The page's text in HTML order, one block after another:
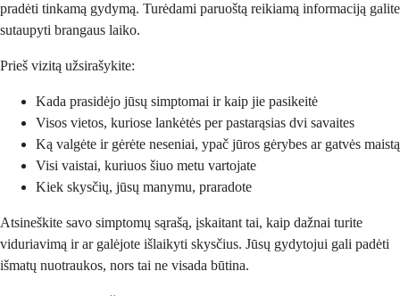
pradėti tinkamą gydymą. Turėdami paruoštą reikiamą informaciją galite
sutaupyti brangaus laiko.
Prieš vizitą užsirašykite:
Kada prasidėjo jūsų simptomai ir kaip jie pasikeitė
Visos vietos, kuriose lankėtės per pastarąsias dvi savaites
Ką valgėte ir gėrėte neseniai, ypač jūros gėrybes ar gatvės maistą
Visi vaistai, kuriuos šiuo metu vartojate
Kiek skysčių, jūsų manymu, praradote
Atsineškite savo simptomų sąrašą, įskaitant tai, kaip dažnai turite
viduriavimą ir ar galėjote išlaikyti skysčius. Jūsų gydytojui gali padėti
išmatų nuotraukos, nors tai ne visada būtina.